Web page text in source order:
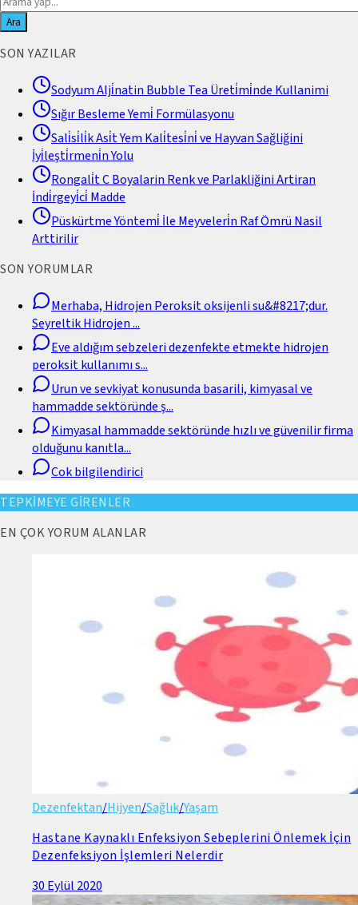
Ara
SON YAZILAR
Sodyum Alji̇natin Bubble Tea Üreti̇mi̇nde Kullanimi
Sığır Besleme Yemi̇ Formülasyonu
Sali̇si̇li̇k Asi̇t Yem Kali̇tesi̇ni̇ ve Hayvan Sağliğini
İyi̇leşti̇rmeni̇n Yolu
Rongali̇t C Boyalarin Renk ve Parlakliğini Artiran
İndi̇rgeyi̇ci̇ Madde
Püskürtme Yöntemi̇ İle Meyveleri̇n Raf Ömrü Nasil
Arttirilir
SON YORUMLAR
Merhaba, Hidrojen Peroksit oksijenli su&#8217;dur.
Seyreltik Hidrojen...
Eve aldığım sebzeleri dezenfekte etmekte hidrojen
peroksit kullanımı s...
Urun ve sevkiyat konusunda basarili, kimyasal ve
hammadde sektöründe ş...
Kimyasal hammadde sektöründe hızlı ve güvenilir firma
olduğunu kanıtla...
Cok bilgilendirici
TEPKİMEYE GİRENLER
EN ÇOK YORUM ALANLAR
Dezenfektan/Hijyen/Sağlık/Yaşam
Hastane Kaynaklı Enfeksiyon Sebeplerini Önlemek İçin
Dezenfeksiyon İşlemleri Nelerdir
30 Eylül 2020